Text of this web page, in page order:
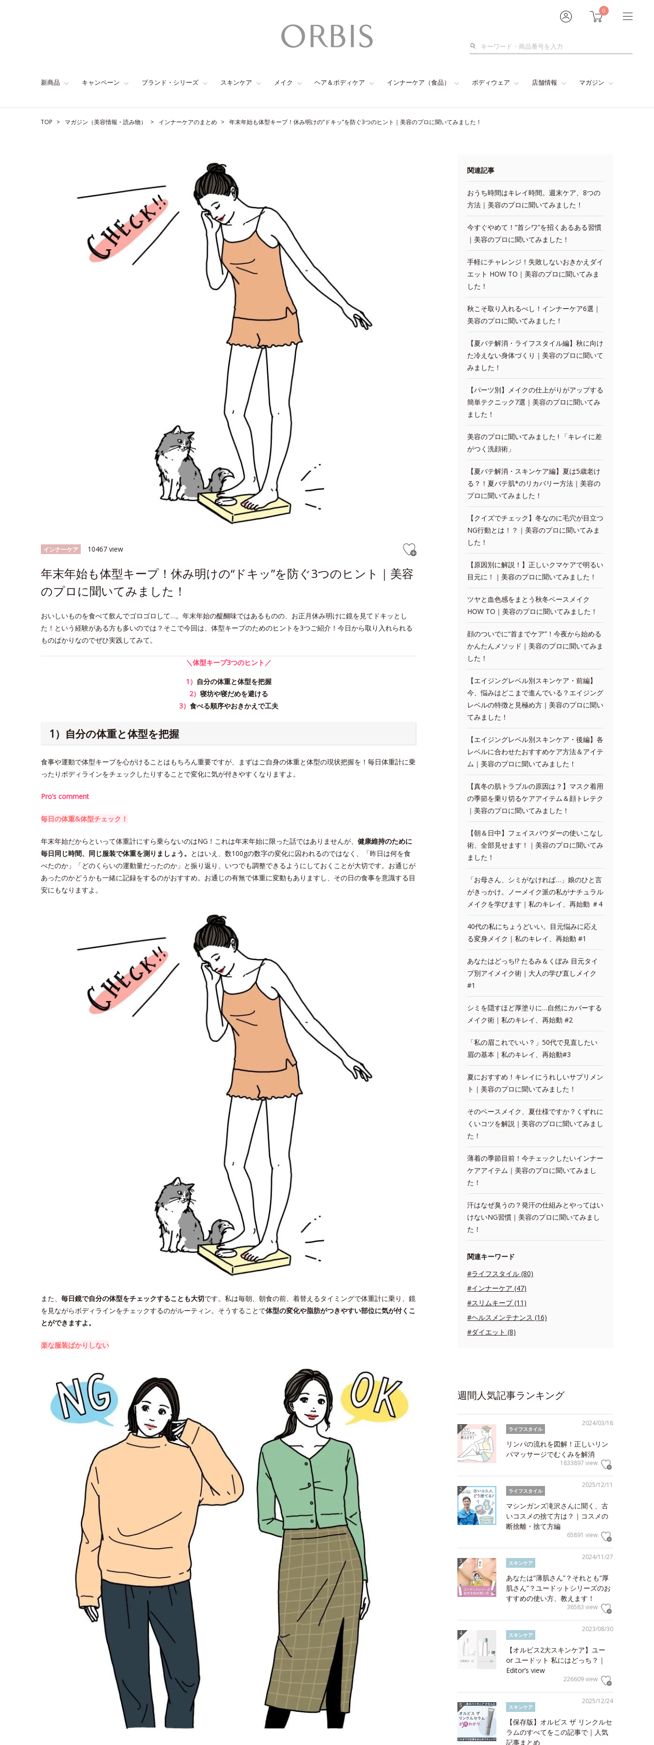
0
検
新商品 キャンペーン ブランド・シリーズ スキンケア メイク ヘア＆ボディケア インナーケア（食品） ボディウェア 店舗情報 マガジン
TOP マガジン（美容情報・読み物） インナーケアのまとめ 年末年始も体型キープ！休み明けの“ドキッ”を防ぐ3つのヒント｜美容のプロに聞いてみました！
インナーケア 10467 view
年末年始も体型キープ！休み明けの“ドキッ”を防ぐ3つのヒント｜美容
のプロに聞いてみました！
おいしいものを食べて飲んでゴロゴロして…。年末年始の醍醐味ではあるものの、お正月休み明けに鏡を見てドキッとし
た！という経験がある方も多いのでは？そこで今回は、体型キープのためのヒントを3つご紹介！今日から取り入れられる
ものばかりなのでぜひ実践してみて。
＼体型キープ3つのヒント／
1） 自分の体重と体型を把握
2） 寝坊や寝だめを避ける
3） 食べる順序やおきかえで工夫
1）自分の体重と体型を把握
食事や運動で体型キープを心がけることはもちろん重要ですが、まずはご自身の体重と体型の現状把握を！毎日体重計に乗
ったりボディラインをチェックしたりすることで変化に気が付きやすくなりますよ。
Pro’s comment
毎日の体重&体型チェック！
年末年始だからといって体重計にすら乗らないのはNG！これは年末年始に限った話ではありませんが、 健康維持のために
毎日同じ時間、同じ服装で体重を測りましょう。 とはいえ、数100gの数字の変化に囚われるのではなく、「昨日は何を食
べたのか」「どのくらいの運動量だったのか」と振り返り、いつでも調整できるようにしておくことが大切です。お通じが
あったのかどうかも一緒に記録をするのがおすすめ。お通じの有無で体重に変動もありますし、その日の食事を意識する目
安にもなりますよ。
また、 毎日鏡で自分の体型をチェックすることも大切です。私は毎朝、朝食の前、着替えるタイミングで体重計に乗り、鏡
を見ながらボディラインをチェックするのがルーティン。そうすることで体型の変化や脂肪がつきやすい部位に気が付くこ
とができますよ。
楽な服装ばかりしない
関連記事
おうち時間はキレイ時間。週末ケア、8つの
方法｜美容のプロに聞いてみました！
今すぐやめて！“首シワ”を招くあるある習慣
｜美容のプロに聞いてみました！
手軽にチャレンジ！失敗しないおきかえダイ
エット HOW TO｜美容のプロに聞いてみま
した！
秋こそ取り入れるべし！インナーケア6選｜
美容のプロに聞いてみました！
【夏バテ解消・ライフスタイル編】秋に向け
た冷えない身体づくり｜美容のプロに聞いて
みました！
【パーツ別】メイクの仕上がりがアップする
簡単テクニック7選｜美容のプロに聞いてみ
ました！
美容のプロに聞いてみました ! 「キレイに差
がつく洗顔術」
【夏バテ解消・スキンケア編】夏は5歳老け
る？！夏バテ肌*のリカバリー方法｜美容の
プロに聞いてみました！
【クイズでチェック】冬なのに毛穴が目立つ
NG行動とは！？｜美容のプロに聞いてみま
した！
【原因別に解説！】正しいクマケアで明るい
目元に！｜美容のプロに聞いてみました！
ツヤと血色感をまとう秋冬ベースメイク
HOW TO｜美容のプロに聞いてみました！
顔のついでに“首までケア”！今夜から始める
かんたんメソッド｜美容のプロに聞いてみま
した！
【エイジングレベル別スキンケア・前編】
今、悩みはどこまで進んでいる？エイジング
レベルの特徴と見極め方｜美容のプロに聞い
てみました！
【エイジングレベル別スキンケア・後編】各
レベルに合わせたおすすめケア方法＆アイテ
ム｜美容のプロに聞いてみました！
【真冬の肌トラブルの原因は？】マスク着用
の季節を乗り切るケアアイテム＆顔トレテク
｜美容のプロに聞いてみました！
【朝＆日中】フェイスパウダーの使いこなし
術、全部見せます！｜美容のプロに聞いてみ
ました！
「お母さん、シミがなければ…」娘のひと言
がきっかけ。ノーメイク派の私がナチュラル
メイクを学びます｜私のキレイ、再始動 ＃4
40代の私にちょうどいい。目元悩みに応え
る変身メイク｜私のキレイ、再始動 #1
あなたはどっち!? たるみ＆くぼみ 目元タイ
プ別アイメイク術｜大人の学び直しメイク
#1
シミを隠すほど厚塗りに…自然にカバーする
メイク術｜私のキレイ、再始動 #2
「私の眉これでいい？」50代で見直したい
眉の基本｜私のキレイ、再始動#3
夏におすすめ！キレイにうれしいサプリメン
ト｜美容のプロに聞いてみました！
そのベースメイク、夏仕様ですか？くずれに
くいコツを解説｜美容のプロに聞いてみまし
た！
薄着の季節目前！今チェックしたいインナー
ケアアイテム｜美容のプロに聞いてみまし
た！
汗はなぜ臭うの？発汗の仕組みとやってはい
けないNG習慣｜美容のプロに聞いてみまし
た！
関連キーワード
#ライフスタイル (80)
#インナーケア (47)
#スリムキープ (11)
#ヘルスメンテナンス (16)
#ダイエット (8)
週間人気記事ランキング
2024/03/18
ライフスタイル
リンパの流れを図解！正しいリン
パマッサージでむくみを解消
1833897 view
2025/12/11
ライフスタイル
マシンガンズ滝沢さんに聞く、古
いコスメの捨て方は？｜コスメの
断捨離・捨て方編
65891 view
2024/11/27
スキンケア
あなたは“薄肌さん”？それとも“厚
肌さん”？ユードットシリーズのお
すすめの使い方、教えます！
36583 view
2023/08/30
スキンケア
【オルビス2大スキンケア】ユー
or ユードット 私にはどっち？｜
Editor’s view
226609 view
2025/12/24
スキンケア
【保存版】オルビス ザ リンクルセ
ラムのすべてをこの記事で｜人気
記事まとめ